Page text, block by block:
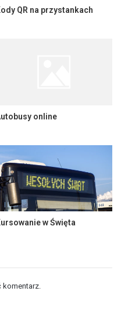
QR na przystankach
online
w Święta
komentarz.